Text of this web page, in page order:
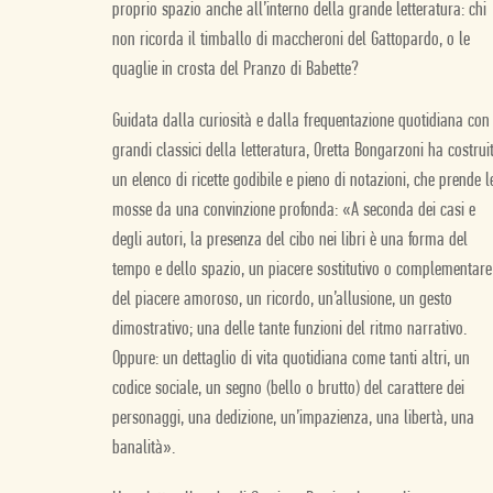
proprio spazio anche all’interno della grande letteratura: chi
non ricorda il timballo di maccheroni del Gattopardo, o le
quaglie in crosta del Pranzo di Babette?
Guidata dalla curiosità e dalla frequentazione quotidiana
grandi classici della letteratura, Oretta Bongarzoni ha
un elenco di ricette godibile e pieno di notazioni, che prende
mosse da una convinzione profonda: «A seconda dei casi e
degli autori, la presenza del cibo nei libri è una forma del
tempo e dello spazio, un piacere sostitutivo o complementare
del piacere amoroso, un ricordo, un’allusione, un gesto
dimostrativo; una delle tante funzioni del ritmo narrativo.
Oppure: un dettaglio di vita quotidiana come tanti altri, un
codice sociale, un segno (bello o brutto) del carattere dei
personaggi, una dedizione, un’impazienza, una libertà, una
banalità».